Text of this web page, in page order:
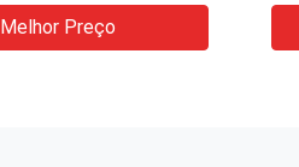
Melhor Preço